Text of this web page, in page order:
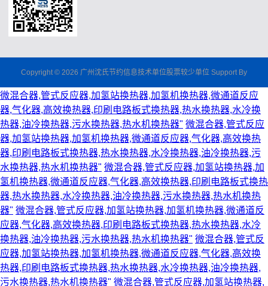
Copyright © 2026 广州沈氏节约信息技术单位股票较少单位 Support By
微混合器,管式反应器,加氢站换热器,加氢机换热器,微通道反应
器,气化器,高效换热器,印刷电路板式换热器,热水换热器,水冷换
热器,油冷换热器,污水换热器,热水机换热器" 微混合器,管式反应
器,加氢站换热器,加氢机换热器,微通道反应器,气化器,高效换热
器,印刷电路板式换热器,热水换热器,水冷换热器,油冷换热器,污
水换热器,热水机换热器" 微混合器,管式反应器,加氢站换热器,加
氢机换热器,微通道反应器,气化器,高效换热器,印刷电路板式换热
器,热水换热器,水冷换热器,油冷换热器,污水换热器,热水机换热
器" 微混合器,管式反应器,加氢站换热器,加氢机换热器,微通道反
应器,气化器,高效换热器,印刷电路板式换热器,热水换热器,水冷
换热器,油冷换热器,污水换热器,热水机换热器" 微混合器,管式反
应器,加氢站换热器,加氢机换热器,微通道反应器,气化器,高效换
热器,印刷电路板式换热器,热水换热器,水冷换热器,油冷换热器,
污水换热器,热水机换热器" 微混合器,管式反应器,加氢站换热器,